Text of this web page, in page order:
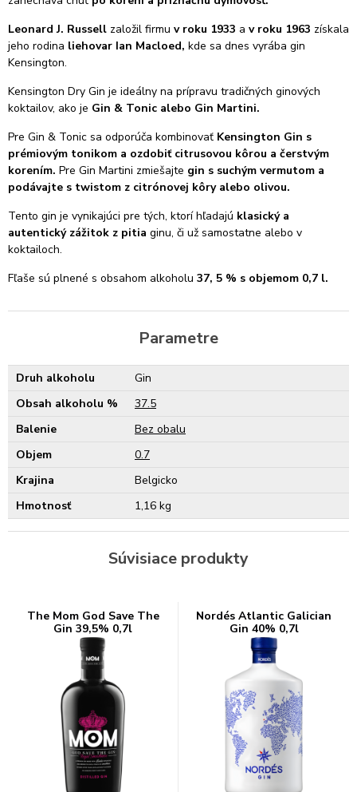
Leonard J. Russell založil firmu v roku 1933 a v roku 1963 získala
jeho rodina liehovar Ian Macloed, kde sa dnes vyrába gin
Kensington.
Kensington Dry Gin je ideálny na prípravu tradičných ginových
koktailov, ako je Gin & Tonic alebo Gin Martini.
Pre Gin & Tonic sa odporúča kombinovať Kensington Gin s
prémiovým tonikom a ozdobiť citrusovou kôrou a čerstvým
korením. Pre Gin Martini zmiešajte gin s suchým vermutom a
podávajte s twistom z citrónovej kôry alebo olivou.
Tento gin je vynikajúci pre tých, ktorí hľadajú klasický a
autentický zážitok z pitia ginu, či už samostatne alebo v
koktailoch.
Fľaše sú plnené s obsahom alkoholu 37, 5 % s objemom 0,7 l.
Parametre
Druh alkoholu
Gin
Obsah alkoholu %
37.5
Balenie
Bez obalu
Objem
0.7
Krajina
Belgicko
Hmotnosť
1,16 kg
Súvisiace produkty
The Mom God Save The
Gin 39,5% 0,7l
Nordés Atlantic Galician
Gin 40% 0,7l